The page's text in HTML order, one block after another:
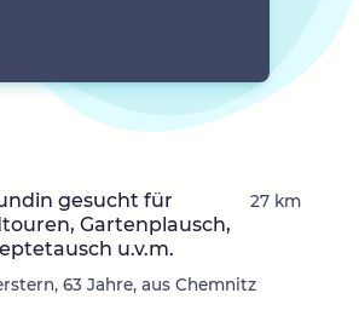
gesucht für
Gartenplausch,
u.v.m.
63 Jahre, aus Chemnitz
27 km